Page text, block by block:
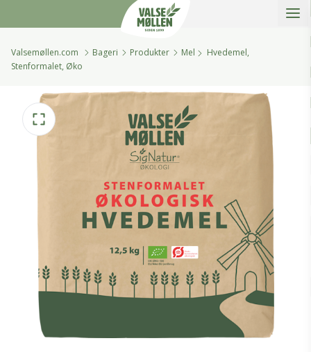
Valsemøllen.com Bageri Produkter Mel
Hvedemel,
Stenformalet, Øko